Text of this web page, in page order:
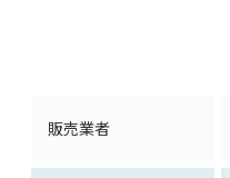
販売業者